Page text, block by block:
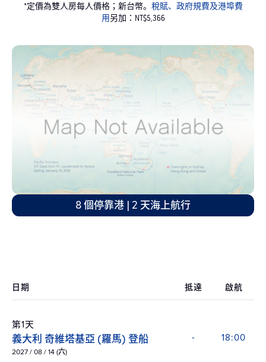
*定價為雙人房每人價格；新台幣。 稅賦、政府規費及港埠費
用另加：NT$5,366
8 個停靠港 | 2 天海上航行
日期 抵達 啟航
第1天
義大利 奇維塔基亞 (羅馬) 登船
2027 / 08 / 14 (六)
- 18:00